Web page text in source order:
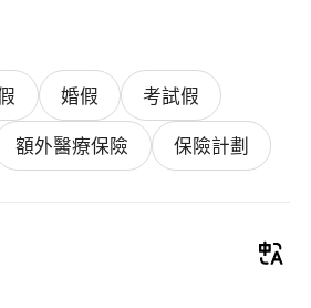
婚假
考試假
額外醫療保險 保險計劃